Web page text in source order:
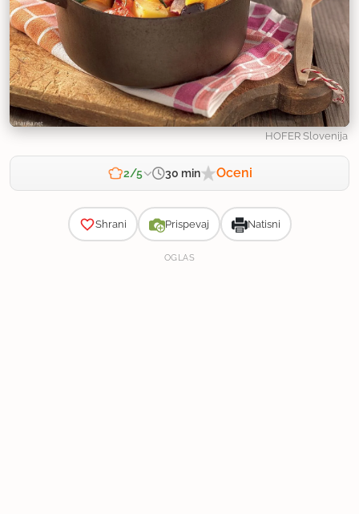
HOFER Slovenija
2/5 30 min Oceni
Shrani Prispevaj Natisni
OGLAS